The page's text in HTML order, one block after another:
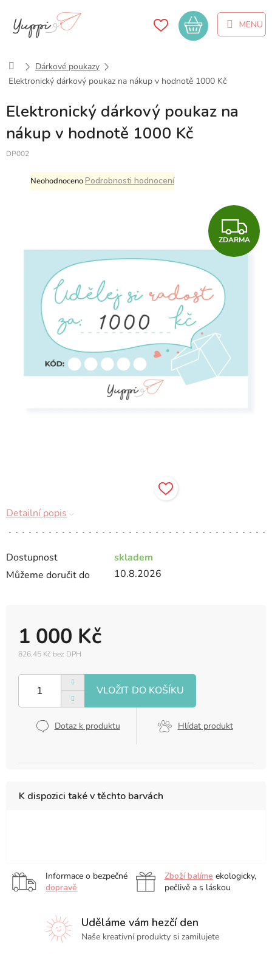
obsah
Nákupní
košík
DomůDárkové poukazy
Elektronický dárkový poukaz na nákup v hodnotě 1000 Kč
Elektronický dárkový poukaz na
nákup v hodnotě 1000 Kč
DP002
Průměrné
hodnocení
NeohodnocenoPodrobnosti hodnocení
Z
D
ZDARMA
Dostupnost
skladem
Můžeme doručit do
10.8.2026
1 000 Kč
826,45 Kč bez DPH
cena:
Dotaz k produktu Hlídat produkt
Detailní popis
K dispozici také v těchto barvách
poukaz
na
nákup
hodnotě
500
poukaz
na
nákup
hodnotě
1500
poukaz
na
hodnotě
2000
poukaz
na
nákup
hodnotě
300
Informace o bezpečné
dopravě
Zboží balíme ekologicky,
pečlivě a s láskou
Uděláme vám hezčí den
Naše kreativní produkty si zamilujete